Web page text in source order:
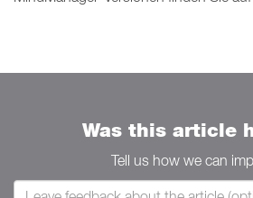
Was this article
Tell us how we can